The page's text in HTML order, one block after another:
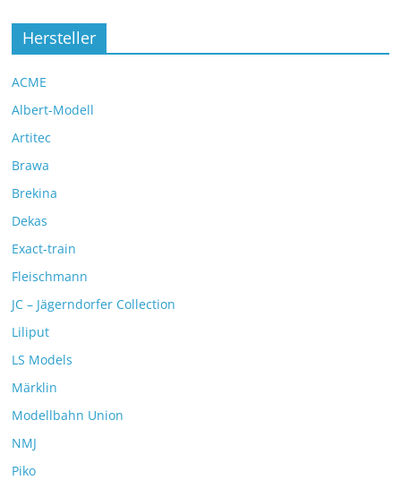
Hersteller
ACME
Albert-Modell
Artitec
Brawa
Brekina
Dekas
Exact-train
Fleischmann
JC – Jägerndorfer Collection
Liliput
LS Models
Märklin
Modellbahn Union
NMJ
Piko